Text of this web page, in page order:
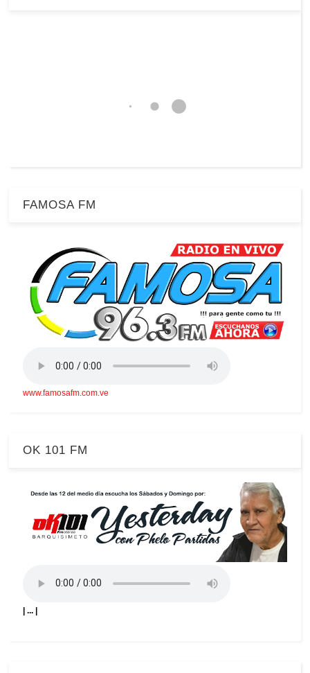
FAMOSA FM
www.famosafm.com.ve
OK 101 FM
| ... |